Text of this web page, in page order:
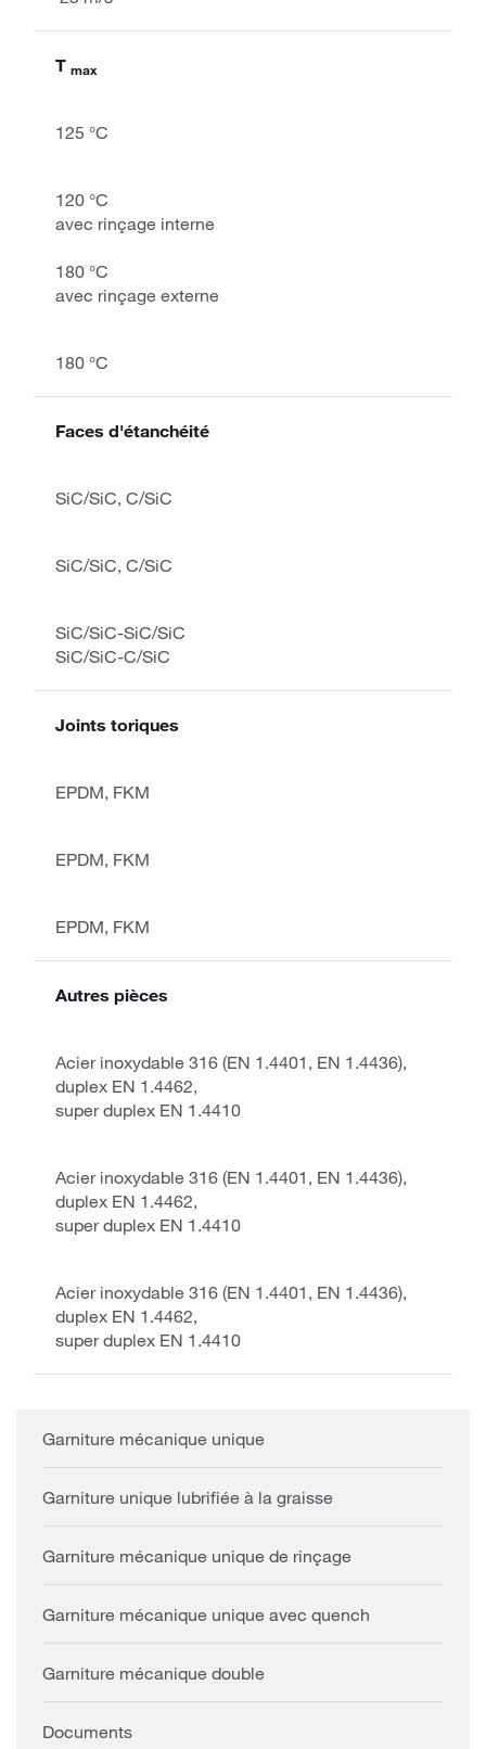
T max
125 °C
120 °C
avec rinçage interne
180 °C
avec rinçage externe
180 °C
Faces d'étanchéité
SiC/SiC, C/SiC
SiC/SiC, C/SiC
SiC/SiC-SiC/SiC
SiC/SiC-C/SiC
Joints toriques
EPDM, FKM
EPDM, FKM
EPDM, FKM
Autres pièces
Acier inoxydable 316 (EN 1.4401, EN 1.4436),
duplex EN 1.4462,
super duplex EN 1.4410
Acier inoxydable 316 (EN 1.4401, EN 1.4436),
duplex EN 1.4462,
super duplex EN 1.4410
Acier inoxydable 316 (EN 1.4401, EN 1.4436),
duplex EN 1.4462,
super duplex EN 1.4410
Garniture mécanique unique
Garniture unique lubrifiée à la graisse
Garniture mécanique unique de rinçage
Garniture mécanique unique avec quench
Garniture mécanique double
Documents